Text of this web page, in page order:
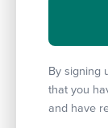
By signing
that you
and have